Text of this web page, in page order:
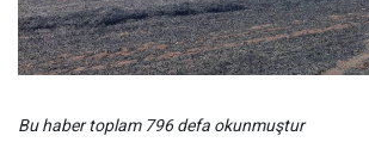
Bu haber toplam 796 defa okunmuştur